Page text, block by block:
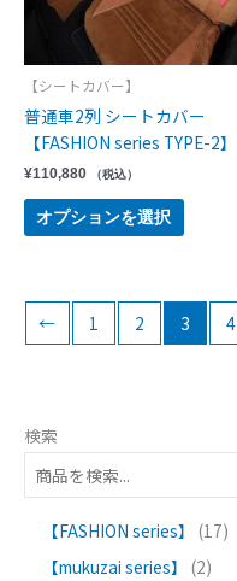
【シートカバー】
普通車2列 シートカバー
【FASHION series TYPE-2】
¥110,880 （税込）
オプションを選択
← 1 2 3 4
検索
【FASHION series】
17
【mukuzai series】
2